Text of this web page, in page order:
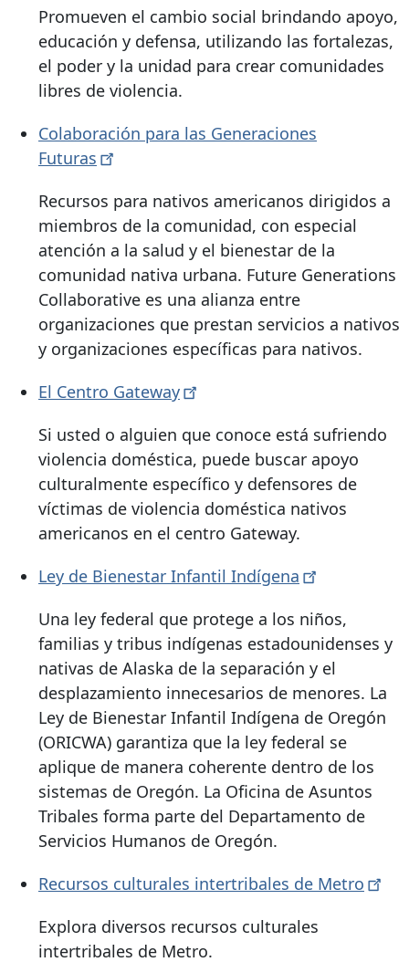
Promueven el cambio social brindando apoyo,
educación y defensa, utilizando las fortalezas,
el poder y la unidad para crear comunidades
libres de violencia.
Colaboración para las Generaciones
Futuras
Recursos para nativos americanos dirigidos a
miembros de la comunidad, con especial
atención a la salud y el bienestar de la
comunidad nativa urbana. Future Generations
Collaborative es una alianza entre
organizaciones que prestan servicios a nativos
y organizaciones específicas para nativos.
El Centro Gateway
Si usted o alguien que conoce está sufriendo
violencia doméstica, puede buscar apoyo
culturalmente específico y defensores de
víctimas de violencia doméstica nativos
americanos en el centro Gateway.
Ley de Bienestar Infantil Indígena
Una ley federal que protege a los niños,
familias y tribus indígenas estadounidenses y
nativas de Alaska de la separación y el
desplazamiento innecesarios de menores. La
Ley de Bienestar Infantil Indígena de Oregón
(ORICWA) garantiza que la ley federal se
aplique de manera coherente dentro de los
sistemas de Oregón. La Oficina de Asuntos
Tribales forma parte del Departamento de
Servicios Humanos de Oregón.
Recursos culturales intertribales de Metro
Explora diversos recursos culturales
intertribales de Metro.